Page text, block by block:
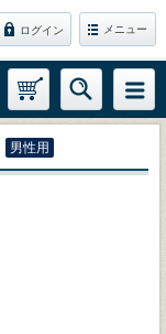
ログイン メニュー
男性用